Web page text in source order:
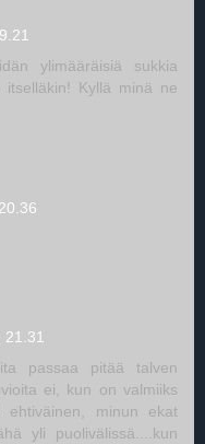
ylimääräisiä sukkia
Kyllä minä ne
21.31
passaa pitää talven
ei, kun on valmiiks
minun ekat
yli puolivälissä....kun